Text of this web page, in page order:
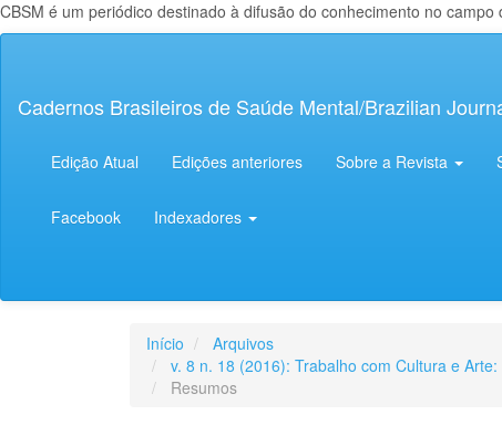
CBSM é um periódico destinado à difusão do conhecimento no
principal
Lateral
Cadernos Brasileiros de Saúde Mental/Brazilian
Edição Atual Edições anteriores Sobre a Revista
Facebook Indexadores
Início
Arquivos
v. 8 n. 18 (2016): Trabalho com Cultura e
Resumos